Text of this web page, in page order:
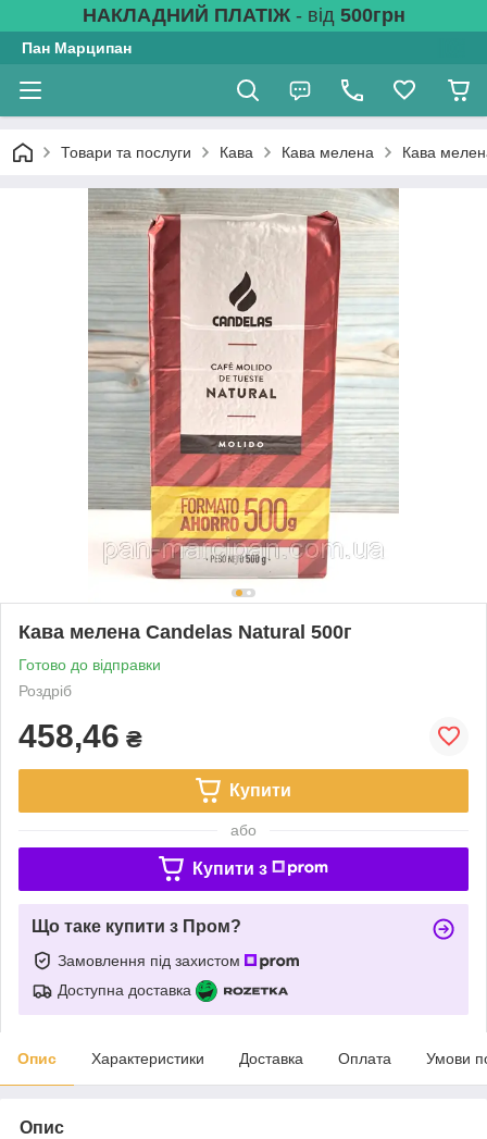
НАКЛАДНИЙ ПЛАТІЖ- від 500грн
Пан Марципан
Товари та послуги Кава Кава мелена Кава
Кава мелена Candelas Natural 500г
Готово до відправки
Роздріб
458,46 ₴
Купити
або
Купити з
Що таке купити з Пром?
Замовлення під захистом
Доступна доставка
Опис Характеристики Доставка Оплата Умови
Опис